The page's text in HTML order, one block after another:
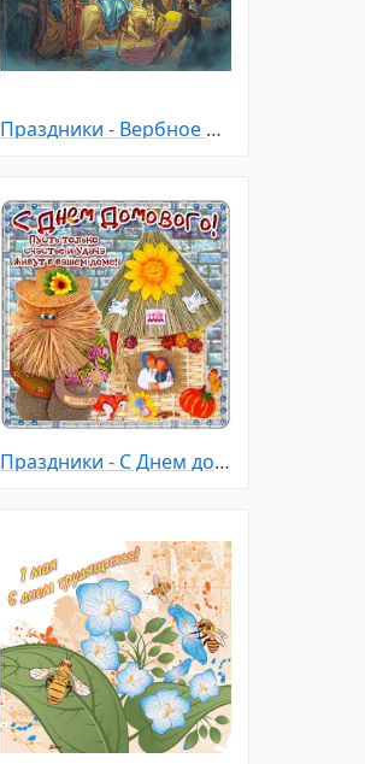
Праздники - Вербное Воскресенье
Праздники - С Днем домового